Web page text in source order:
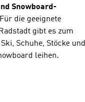
Snowboard-
die geeignete
gibt es zum
Schuhe, Stöcke und
leihen.